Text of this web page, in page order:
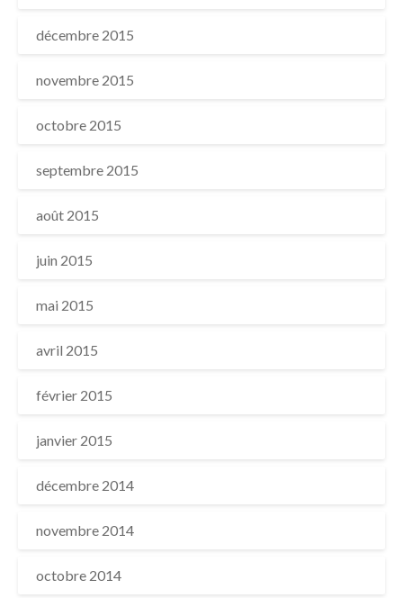
décembre 2015
novembre 2015
octobre 2015
septembre 2015
août 2015
juin 2015
mai 2015
avril 2015
février 2015
janvier 2015
décembre 2014
novembre 2014
octobre 2014